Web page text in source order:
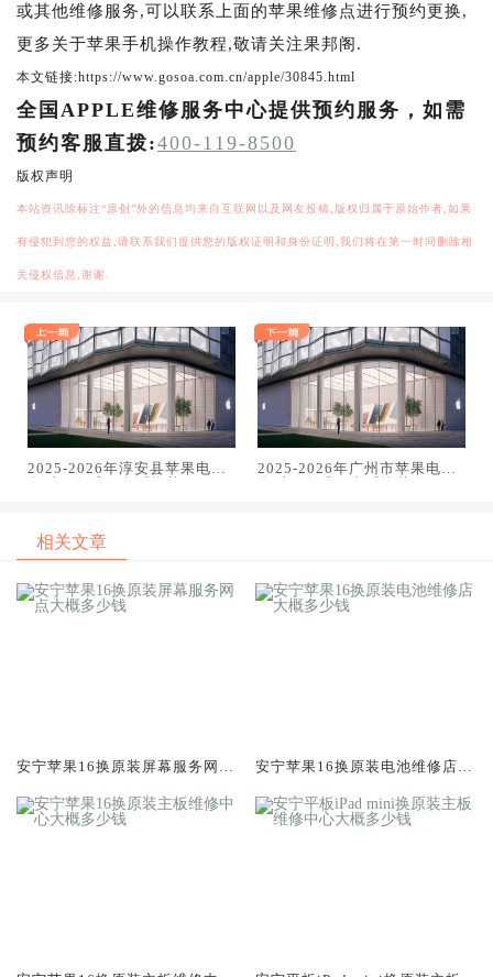
或其他维修服务,可以联系上面的苹果维修点进行预约更换,
更多关于苹果手机操作教程,敬请关注果邦阁.
本文链接:https://www.gosoa.com.cn/apple/30845.html
全国APPLE维修服务中心提供预约服务，如需
预约客服直拨:400-119-8500
版权声明
本站资讯除标注“原创”外的信息均来自互联网以及网友投稿,版权归属于原始作者,如果
有侵犯到您的权益,请联系我们提供您的版权证明和身份证明,我们将在第一时间删除相
关侵权信息,谢谢.
2025-2026年淳安县苹果电脑
2025-2026年广州市苹果电脑
相关文章
安宁苹果16换原装屏幕服务网点
安宁苹果16换原装电池维修店大